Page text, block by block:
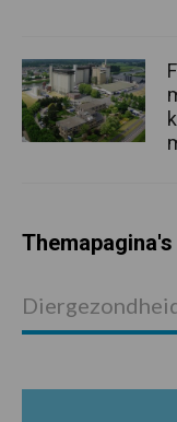
Themapagina's